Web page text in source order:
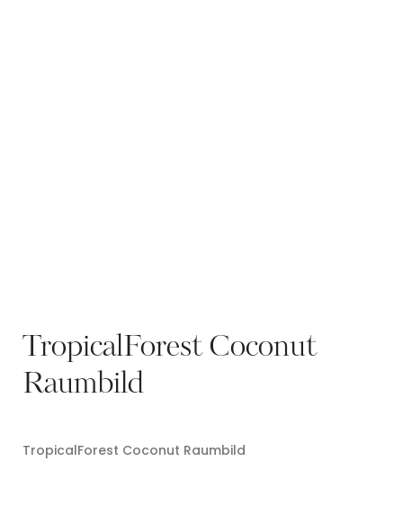
TropicalForest Coconut
Raumbild
TropicalForest Coconut Raumbild